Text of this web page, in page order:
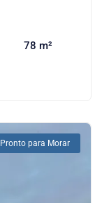
78 m²
Pronto para Morar